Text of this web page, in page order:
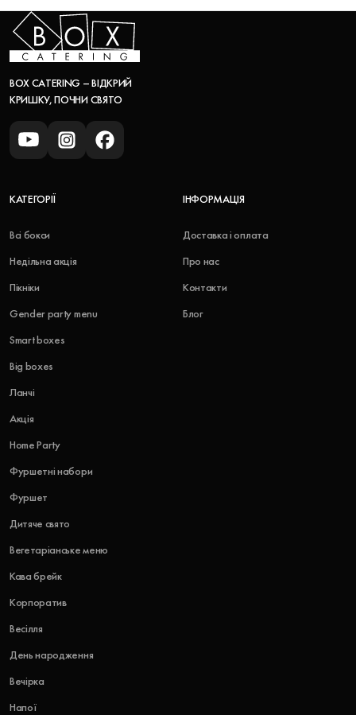
BOX CATERING – ВІДКРИЙ
КРИШКУ, ПОЧНИ СВЯТО
КАТЕГОРІЇ
Всі бокси
Недільна акція
Пікніки
Gender party menu
Smart boxes
Big boxes
Ланчі
Акція
Home Party
Фуршетні набори
Фуршет
Дитяче свято
Вегетаріанське меню
Кава брейк
Корпоратив
Весілля
День народження
Вечірка
Напої
ІНФОРМАЦІЯ
Доставка і оплата
Про нас
Контакти
Блог